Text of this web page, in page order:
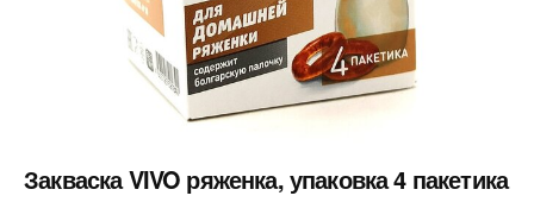
Закваска VIVO ряженка, упаковка 4 пакетика